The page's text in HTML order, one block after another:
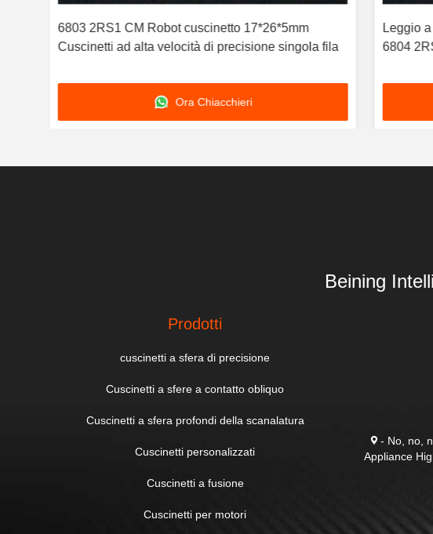
6803 2RS1 CM Robot cuscinetto 17*26*5mm
Cuscinetti ad alta velocità di precisione singola fila
Ora Chiacchieri
Leggio
6804
Beining
Prodotti
cuscinetti a sfera di precisione
Cuscinetti a sfere a contatto obliquo
Cuscinetti a sfera profondi della scanalatura
Cuscinetti personalizzati
Cuscinetti a fusione
Cuscinetti per motori
- No, no,
Appliance